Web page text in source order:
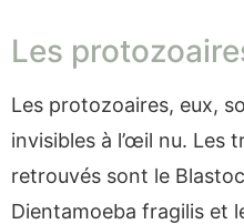
Les
Les protozoaires, eux,
invisibles à l’œil nu. Les
retrouvés sont le
Dientamoeba fragilis et